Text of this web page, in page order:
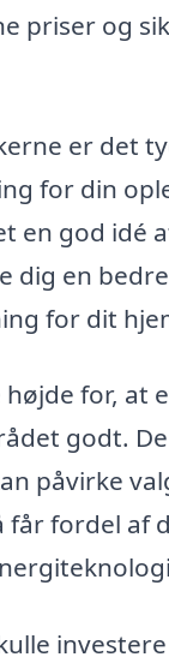
priser og
er det
for din
en god idé
dig en
for dit
for, at
godt.
påvirke
fordel af